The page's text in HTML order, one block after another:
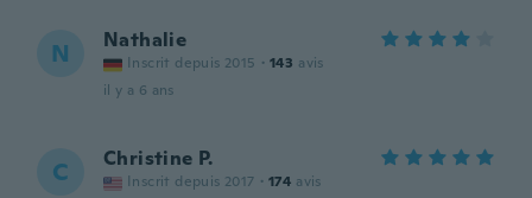
N Nathalie
Inscrit depuis 2015 · 143 avis
il y a 6 ans
C Christine​ P.
Inscrit depuis 2017 · 174 avis